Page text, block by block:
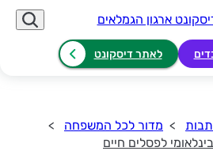
לאתר דיסקונט
מדור לכל המשפחה
לפסלים חיים